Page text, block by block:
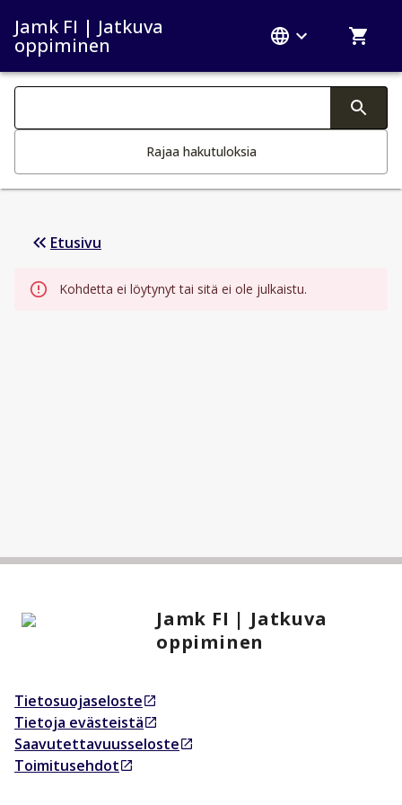
Jamk FI | Jatkuva
oppiminen
Haku kategoriat
Rajaa hakutuloksia
Etusivu
Kohdetta ei löytynyt tai sitä ei ole julkaistu.
Jamk FI | Jatkuva
oppiminen
Tietosuojaseloste
Avautuu uudessa välilehdessä
Tietoja evästeistä
Avautuu uudessa välilehdessä
Saavutettavuusseloste
Avautuu uudessa välilehdessä
Toimitusehdot
Avautuu uudessa välilehdessä